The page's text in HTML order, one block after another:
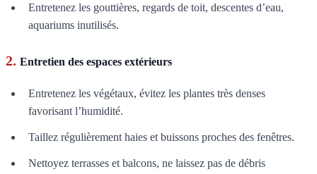
Entretenez les gouttières, regards de toit, descentes d’eau,
aquariums inutilisés.
2. Entretien des espaces extérieurs
Entretenez les végétaux, évitez les plantes très denses
favorisant l’humidité.
Taillez régulièrement haies et buissons proches des fenêtres.
Nettoyez terrasses et balcons, ne laissez pas de débris